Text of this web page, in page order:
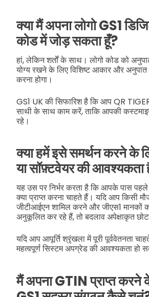
क्या मैं अपना लोगो GS1
कोड में जोड़ सकता हूँ?
हां, लेकिन शर्तों के साथ। लोगो कोड को
योग्य रखने के लिए विशिष्ट आकार और
करना होगा।
GS1 UK की सिफारिश है कि आप QR
साथी के साथ काम करें, ताकि आपकी
रहे।
क्या हमें इसे समर्थन करने के
या सॉफ़्टवेयर की आवश्यकता
यह उस पर निर्भर करता है कि आपके पास
क्या प्राप्त करना चाहते हैं। यदि आप किसी
जीटीआईएन शामिल करने और जीएस1 मानकों
अनुकूलित कर रहे हैं, तो बदलाव अपेक्षाकृत
यदि आप आपूर्ति श्रृंखला में पूरी पूर्ववेतनता
महत्वपूर्ण सिस्टम अपग्रेड की आवश्यकता हो
मैं अपना GTIN प्राप्त करने